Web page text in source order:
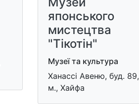
японського
мистецтва
"Тікотін"
Музеї та культура
Ханассі Авеню, буд. 89,
м., Хайфа